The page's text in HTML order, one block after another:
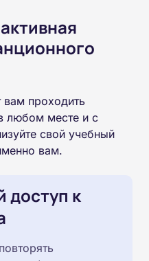
проходить
любом месте и с
свой учебный
вам.
доступ к